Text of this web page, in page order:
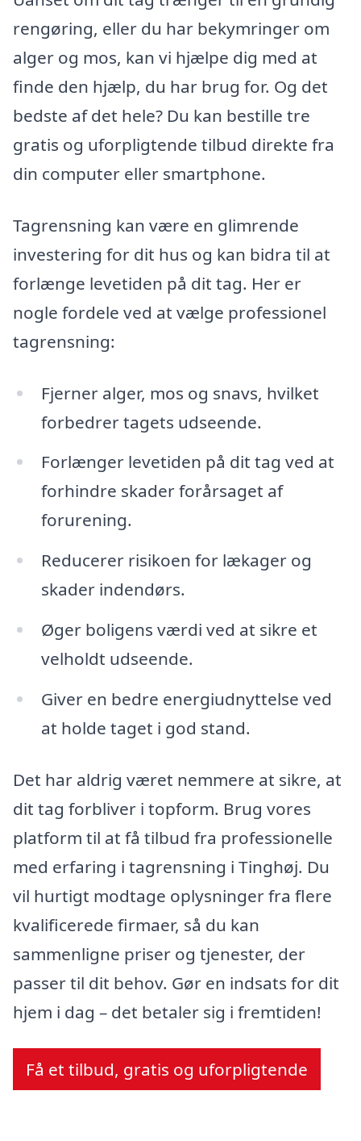
rengøring, eller du har bekymringer om
alger og mos, kan vi hjælpe dig med at
finde den hjælp, du har brug for. Og det
bedste af det hele? Du kan bestille tre
gratis og uforpligtende tilbud direkte fra
din computer eller smartphone.
Tagrensning kan være en glimrende
investering for dit hus og kan bidra til at
forlænge levetiden på dit tag. Her er
nogle fordele ved at vælge professionel
tagrensning:
Fjerner alger, mos og snavs, hvilket
forbedrer tagets udseende.
Forlænger levetiden på dit tag ved at
forhindre skader forårsaget af
forurening.
Reducerer risikoen for lækager og
skader indendørs.
Øger boligens værdi ved at sikre et
velholdt udseende.
Giver en bedre energiudnyttelse ved
at holde taget i god stand.
Det har aldrig været nemmere at sikre, at
dit tag forbliver i topform. Brug vores
platform til at få tilbud fra professionelle
med erfaring i tagrensning i Tinghøj. Du
vil hurtigt modtage oplysninger fra flere
kvalificerede firmaer, så du kan
sammenligne priser og tjenester, der
passer til dit behov. Gør en indsats for dit
hjem i dag – det betaler sig i fremtiden!
Få et tilbud, gratis og uforpligtende